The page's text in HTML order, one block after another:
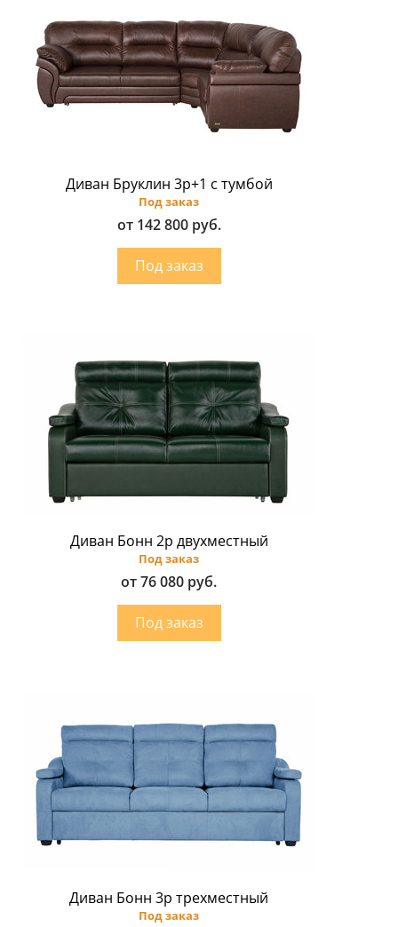
Диван Бруклин 3p+1 с тумбой
Под заказ
от 142 800 руб.
Диван Бонн 2p двухместный
Под заказ
от 76 080 руб.
Диван Бонн 3p трехместный
Под заказ